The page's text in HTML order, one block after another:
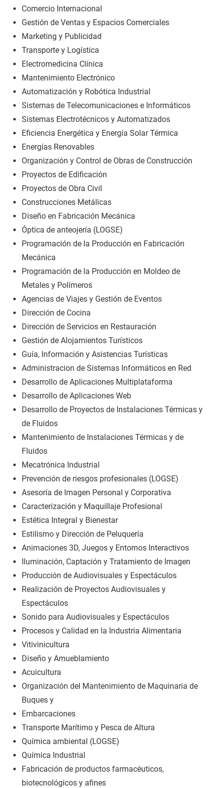
Comercio Internacional
Gestión de Ventas y Espacios Comerciales
Marketing y Publicidad
Transporte y Logística
Electromedicina Clínica
Mantenimiento Electrónico
Automatización y Robótica Industrial
Sistemas de Telecomunicaciones e Informáticos
Sistemas Electrotécnicos y Automatizados
Eficiencia Energética y Energía Solar Térmica
Energías Renovables
Organización y Control de Obras de Construcción
Proyectos de Edificación
Proyectos de Obra Civil
Construcciones Metálicas
Diseño en Fabricación Mecánica
Óptica de anteojería (LOGSE)
Programación de la Producción en Fabricación
Mecánica
Programación de la Producción en Moldeo de
Metales y Polímeros
Agencias de Viajes y Gestión de Eventos
Dirección de Cocina
Dirección de Servicios en Restauración
Gestión de Alojamientos Turísticos
Guía, Información y Asistencias Turísticas
Administracion de Sistemas Informáticos en Red
Desarrollo de Aplicaciones Multiplataforma
Desarrollo de Aplicaciones Web
Desarrollo de Proyectos de Instalaciones Térmicas y
de Fluidos
Mantenimiento de Instalaciones Térmicas y de
Fluidos
Mecatrónica Industrial
Prevención de riesgos profesionales (LOGSE)
Asesoría de Imagen Personal y Corporativa
Caracterización y Maquillaje Profesional
Estética Integral y Bienestar
Estilismo y Dirección de Peluquería
Animaciones 3D, Juegos y Entornos Interactivos
Iluminación, Captación y Tratamiento de Imagen
Producción de Audiovisuales y Espectáculos
Realización de Proyectos Audiovisuales y
Espectáculos
Sonido para Audiovisuales y Espectáculos
Procesos y Calidad en la Industria Alimentaria
Vitivinicultura
Diseño y Amueblamiento
Acuicultura
Organización del Mantenimiento de Maquinaria de
Buques y
Embarcaciones
Transporte Marítimo y Pesca de Altura
Química ambiental (LOGSE)
Química Industrial
Fabricación de productos farmacéuticos,
biotecnológicos y afines